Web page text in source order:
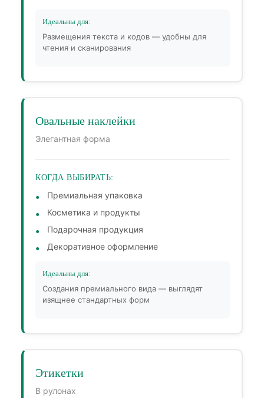
Идеальны для:
Размещения текста и кодов — удобны для
чтения и сканирования
Овальные наклейки
Элегантная форма
КОГДА ВЫБИРАТЬ:
Премиальная упаковка
Косметика и продукты
Подарочная продукция
Декоративное оформление
Идеальны для:
Создания премиального вида — выглядят
изящнее стандартных форм
Этикетки
В рулонах